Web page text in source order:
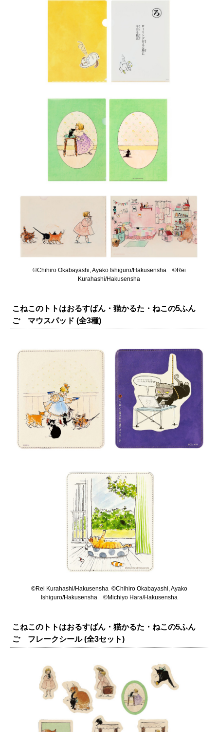
©Chihiro Okabayashi, Ayako Ishiguro/Hakusensha ©Rei
Kurahashi/Hakusensha
こねこのトトはおるすばん・猫かるた・ねこの5ふん
ご マウスパッド (全3種)
©Rei Kurahashi/Hakusensha ©Chihiro Okabayashi, Ayako
Ishiguro/Hakusensha ©Michiyo Hara/Hakusensha
こねこのトトはおるすばん・猫かるた・ねこの5ふん
ご フレークシール (全3セット)